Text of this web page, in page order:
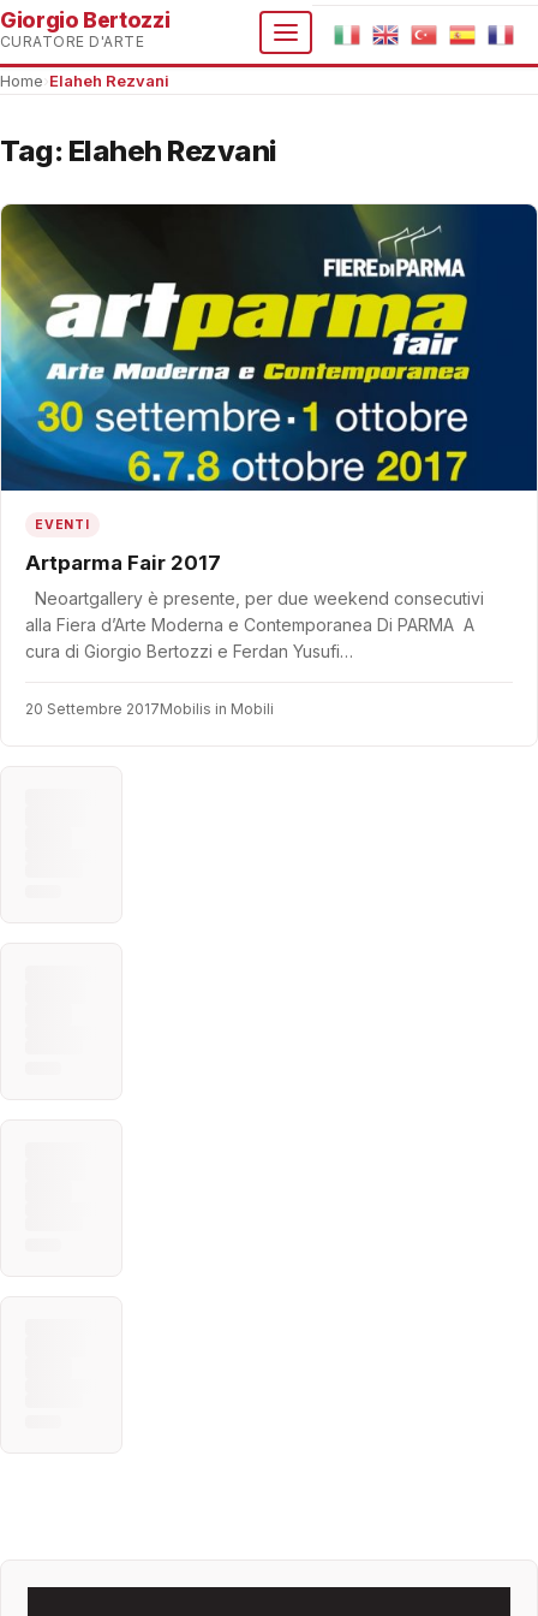
Giorgio Bertozzi
CURATORE D'ARTE
Home Elaheh Rezvani
Tag: Elaheh Rezvani
EVENTI
Artparma Fair 2017
Neoartgallery è presente, per due weekend consecutivi
alla Fiera d’Arte Moderna e Contemporanea Di PARMA A
cura di Giorgio Bertozzi e Ferdan Yusufi…
20 Settembre 2017Mobilis in Mobili